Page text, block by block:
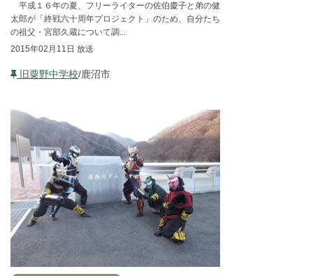
平成１６年の夏、フリーライターの佐伯慶子と弟の健
太郎が「終戦六十周年プロジェクト」のため、自分たち
の祖父・宮部久蔵について調...
2015年02月11日 放送
旧粟野中学校/鹿沼市